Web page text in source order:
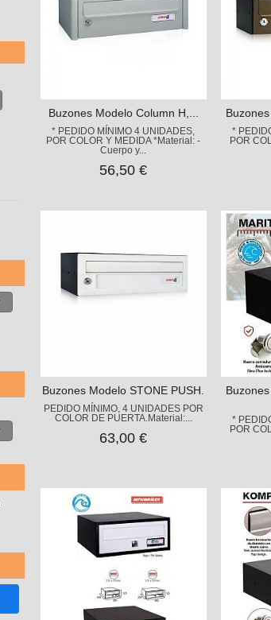
Buzones Modelo Column H,...
* PEDIDO MÍNIMO 4 UNIDADES,
POR COLOR Y MEDIDA *Material: -
Cuerpo y...
56,50 €
*
POR
Buzones Modelo STONE PUSH.
PEDIDO MÍNIMO, 4 UNIDADES POR
COLOR DE PUERTA.Material:...
63,00 €
*
POR